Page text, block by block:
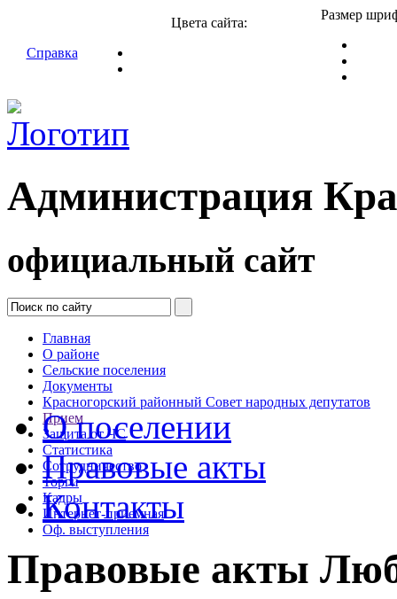
Справка
Цвета сайта:
Размер
Администрация
официальный сайт
Главная
О районе
Сельские поселения
Документы
Красногорский районный Совет народных депутатов
Прием
Защита от ЧС
Статистика
Сотрудничество
Торги
Кадры
Интернет-приемная
Оф. выступления
О поселении
Правовые акты
Контакты
Правовые акты